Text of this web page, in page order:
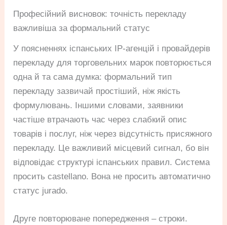
Професійний висновок: точність перекладу
важливіша за формальний статус
У поясненнях іспанських IP-агенцій і провайдерів
перекладу для торговельних марок повторюється
одна й та сама думка: формальний тип
перекладу зазвичай простіший, ніж якість
формулювань. Іншими словами, заявники
частіше втрачають час через слабкий опис
товарів і послуг, ніж через відсутність присяжного
перекладу. Це важливий місцевий сигнал, бо він
відповідає структурі іспанських правил. Система
просить castellano. Вона не просить автоматично
статус jurado.
Друге повторюване попередження – строки.